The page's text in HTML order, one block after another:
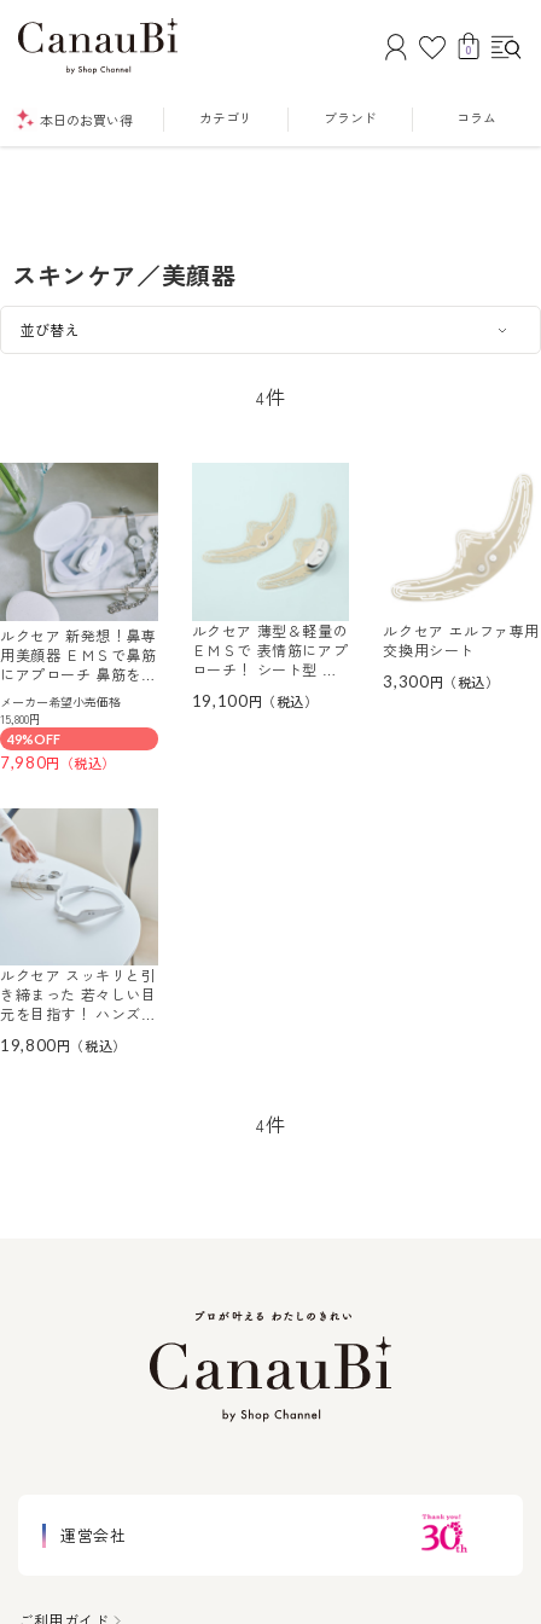
0
本日のお買い得 カテゴリ ブランド コラム
スキンケア／美顔器
4件
ルクセア 新発想！鼻専
用美顔器 ＥＭＳで鼻筋
にアプローチ 鼻筋を鍛
えて引き締まった 美し
い鼻を目指す ルクセア
フォーネスＰＲＯ
メーカー希望小売価格
15,800円
49%OFF
7,980
ルクセア 薄型＆軽量の
ＥＭＳで 表情筋にアプ
ローチ！ シート型 フ
ファ 専用交換用シート
19,100
ルクセア エルファ専用
交換用シート
3,300
ルクセア スッキリと引
き締まった 若々しい目
元を目指す！ ハンズフ
美顔器 ルクセア ミュ
19,800
4件
運営会社